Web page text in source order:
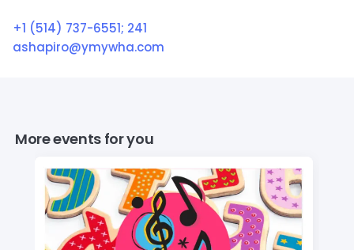
+1 (514) 737-6551; 241
ashapiro@ymywha.com
More events for you